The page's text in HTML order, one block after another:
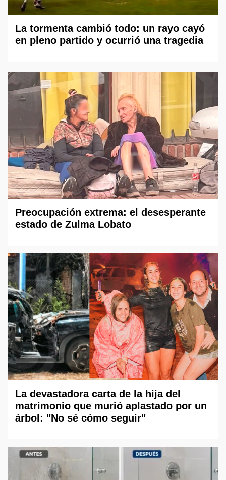
La tormenta cambió todo: un rayo cayó
en pleno partido y ocurrió una tragedia
Preocupación extrema: el desesperante
estado de Zulma Lobato
La devastadora carta de la hija del
matrimonio que murió aplastado por un
árbol: "No sé cómo seguir"